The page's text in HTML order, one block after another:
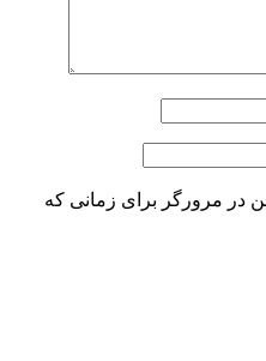
در مرورگر برای زمانی که